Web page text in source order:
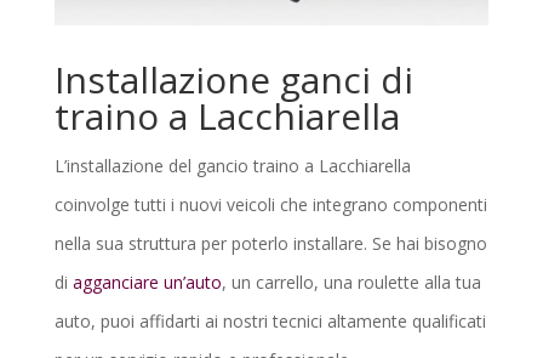
Installazione ganci di
traino a Lacchiarella
L’installazione del gancio traino a Lacchiarella
coinvolge tutti i nuovi veicoli che integrano componenti
nella sua struttura per poterlo installare. Se hai bisogno
di agganciare un’auto, un carrello, una roulette alla tua
auto, puoi affidarti ai nostri tecnici altamente qualificati